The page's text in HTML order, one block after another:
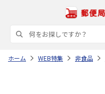
ホーム WEB特集 非食品